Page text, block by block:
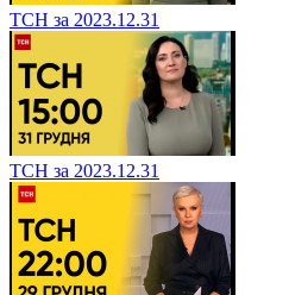
ТСН за 2023.12.31
ТСН за 2023.12.31